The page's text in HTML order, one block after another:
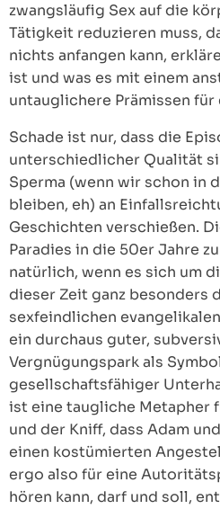
zwangsläufig Sex auf die
Tätigkeit reduzieren muss,
nichts anfangen kann,
ist und was es mit einem
untauglichere Prämissen
Schade ist nur, dass die
unterschiedlicher Qualität
Sperma (wenn wir schon in
bleiben, eh) an
Geschichten verschießen.
Paradies in die 50er Jahre
natürlich, wenn es sich um
dieser Zeit ganz besonders
sexfeindlichen
ein durchaus guter,
Vergnügungspark als
gesellschaftsfähiger
ist eine taugliche Metapher
und der Kniff, dass Adam
einen kostümierten
ergo also für eine
hören kann, darf und soll,